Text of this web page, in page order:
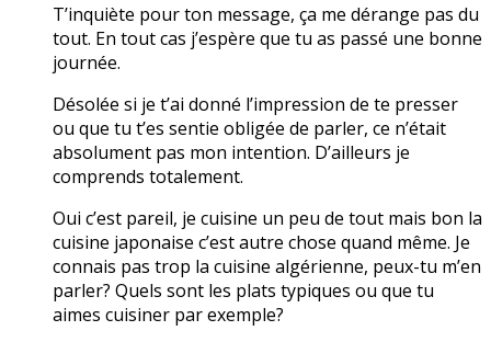
T’inquiète pour ton message, ça me dérange pas du
tout. En tout cas j’espère que tu as passé une bonne
journée.
Désolée si je t’ai donné l’impression de te presser
ou que tu t’es sentie obligée de parler, ce n’était
absolument pas mon intention. D’ailleurs je
comprends totalement.
Oui c’est pareil, je cuisine un peu de tout mais bon la
cuisine japonaise c’est autre chose quand même. Je
connais pas trop la cuisine algérienne, peux-tu m’en
parler? Quels sont les plats typiques ou que tu
aimes cuisiner par exemple?